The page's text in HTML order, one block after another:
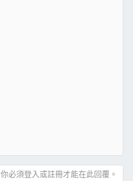
你必須登入或註冊才能在此回覆。